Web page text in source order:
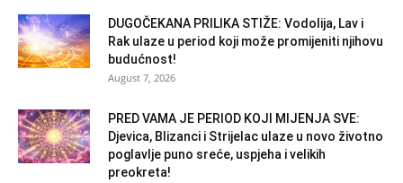
DUGOČEKANA PRILIKA STIŽE: Vodolija, Lav i
Rak ulaze u period koji može promijeniti njihovu
budućnost!
August 7, 2026
PRED VAMA JE PERIOD KOJI MIJENJA SVE:
Djevica, Blizanci i Strijelac ulaze u novo životno
poglavlje puno sreće, uspjeha i velikih
preokreta!